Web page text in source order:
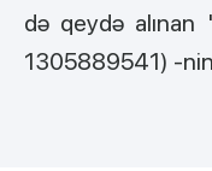
də qeydə alınan
1305889541) -